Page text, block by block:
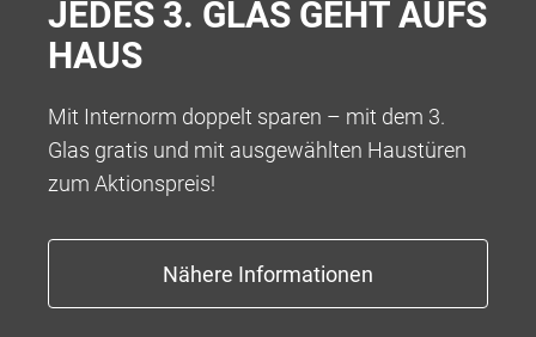
JEDES 3. GLAS GEHT AUFS
HAUS
Mit Internorm doppelt sparen – mit dem 3.
Glas gratis und mit ausgewählten Haustüren
zum Aktionspreis!